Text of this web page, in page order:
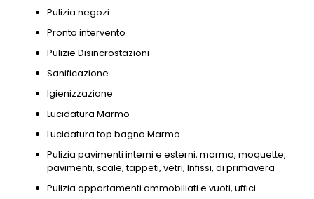
Pulizia negozi
Pronto intervento
Pulizie Disincrostazioni
Sanificazione
Igienizzazione
Lucidatura Marmo
Lucidatura top bagno Marmo
Pulizia pavimenti interni e esterni, marmo, moquette,
pavimenti, scale, tappeti, vetri, Infissi, di primavera
Pulizia appartamenti ammobiliati e vuoti, uffici